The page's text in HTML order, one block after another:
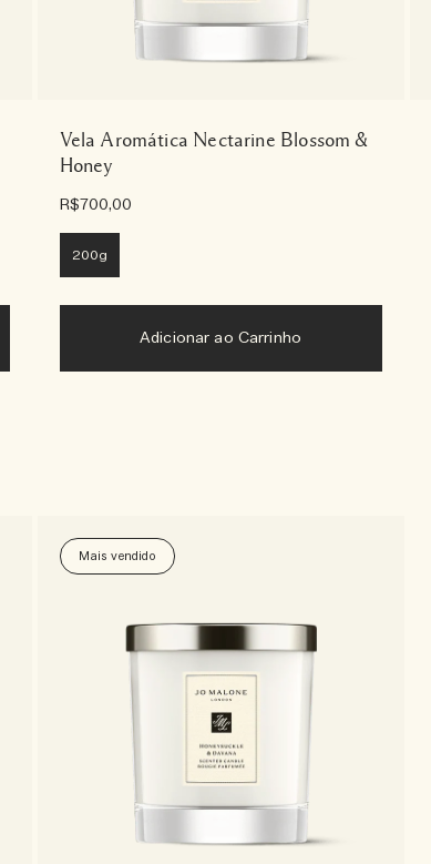
Vela Aromática Nectarine Blossom &
Honey
R$700,00
200g
Adicionar ao Carrinho
Mais vendido